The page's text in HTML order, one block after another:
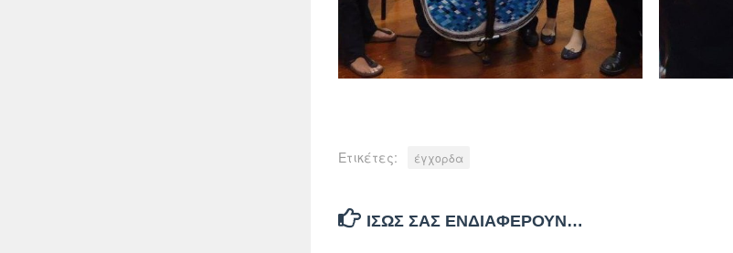
Ετικέτες: έγχορδα
ΊΣΩΣ ΣΑΣ ΕΝΔΙΑΦΈΡΟΥΝ…